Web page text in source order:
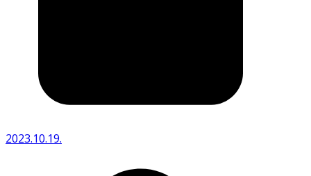
2023.10.19.